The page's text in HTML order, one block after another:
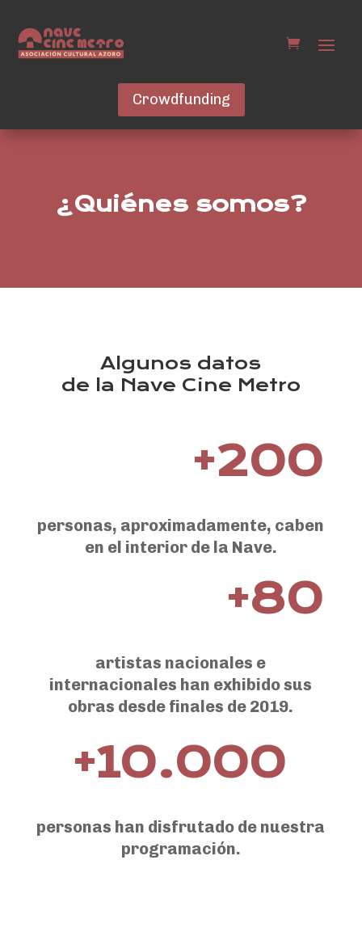
Crowdfunding
¿Quiénes somos?
Algunos datos
de la Nave Cine Metro
+200
personas, aproximadamente, caben
en el interior de la Nave.
+80
artistas nacionales e
internacionales han exhibido sus
obras desde finales de 2019.
+10.000
personas han disfrutado de nuestra
programación.